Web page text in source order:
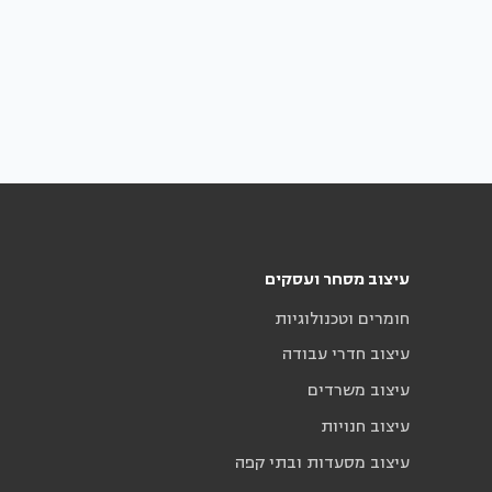
עיצוב מסחר ועסקים
חומרים וטכנולוגיות
עיצוב חדרי עבודה
עיצוב משרדים
עיצוב חנויות
עיצוב מסעדות ובתי קפה